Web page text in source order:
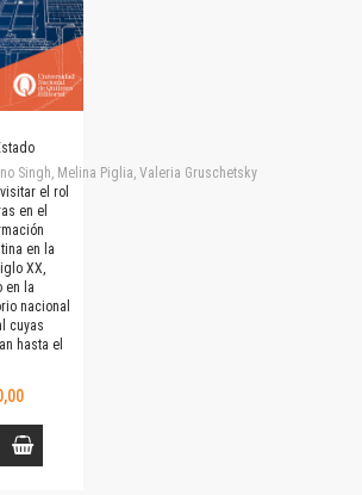
Singh, Melina Piglia, Valeria Gruschetsky
el rol
en el
en la
XX,
en la
nacional
cuyas
hasta el